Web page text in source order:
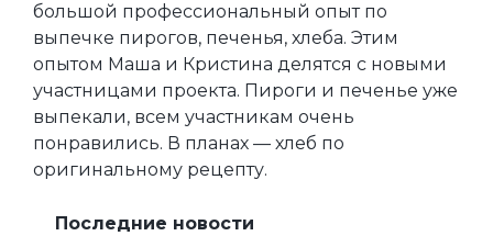
большой профессиональный опыт по
выпечке пирогов, печенья, хлеба. Этим
опытом Маша и Кристина делятся с новыми
участницами проекта. Пироги и печенье уже
выпекали, всем участникам очень
понравились. В планах — хлеб по
оригинальному рецепту.
Последние новости